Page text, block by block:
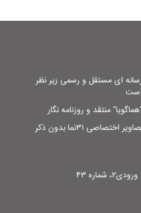
ای مستقل و رسمی زیر نظر
است
منتقد و روزنامه نگار
استفاده از هریک از مطالب و تصاویر اختصاصی ۳۱نما بدون ذکر